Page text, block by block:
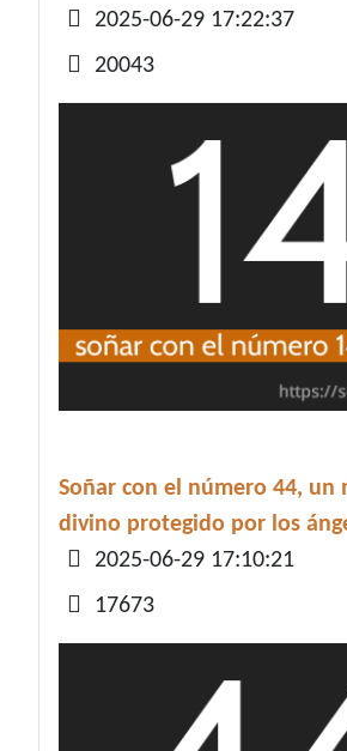
Detalles
2025-06-29 17:22:37
20043
Soñar con el número 44, un
divino protegido por los
Detalles
2025-06-29 17:10:21
17673